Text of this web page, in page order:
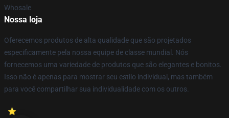
Whosale
Nossa loja
Oferecemos produtos de alta qualidade que são projetados
especificamente pela nossa equipe de classe mundial. Nós
fornecemos uma variedade de produtos que são elegantes e bonitos.
Isso não é apenas para mostrar seu estilo individual, mas também
para você compartilhar sua individualidade com os outros.